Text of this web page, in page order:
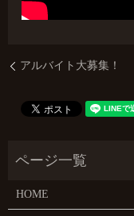
アルバイト大募集！
HOME